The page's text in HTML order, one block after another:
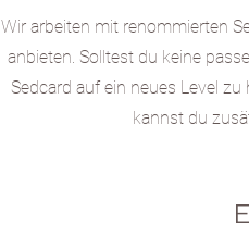
Wir arbeiten mit renommierten
anbieten. Solltest du keine
Sedcard auf ein neues Level
kannst du